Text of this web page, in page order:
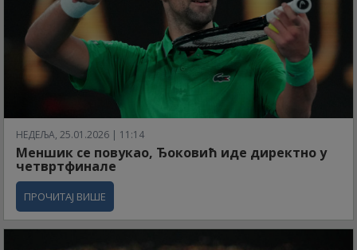
НЕДЕЉА, 25.01.2026 | 11:14
Меншик се повукао, Ђоковић иде директно у
четвртфинале
ПРОЧИТАЈ ВИШЕ